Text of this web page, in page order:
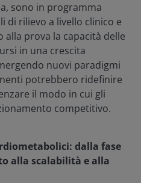
sono in programma
di rilievo a livello clinico e
prova la capacità delle
in una crescita
nuovi paradigmi
potrebbero ridefinire
il modo in cui gli
competitivo.
dalla fase
alla scalabilità e alla